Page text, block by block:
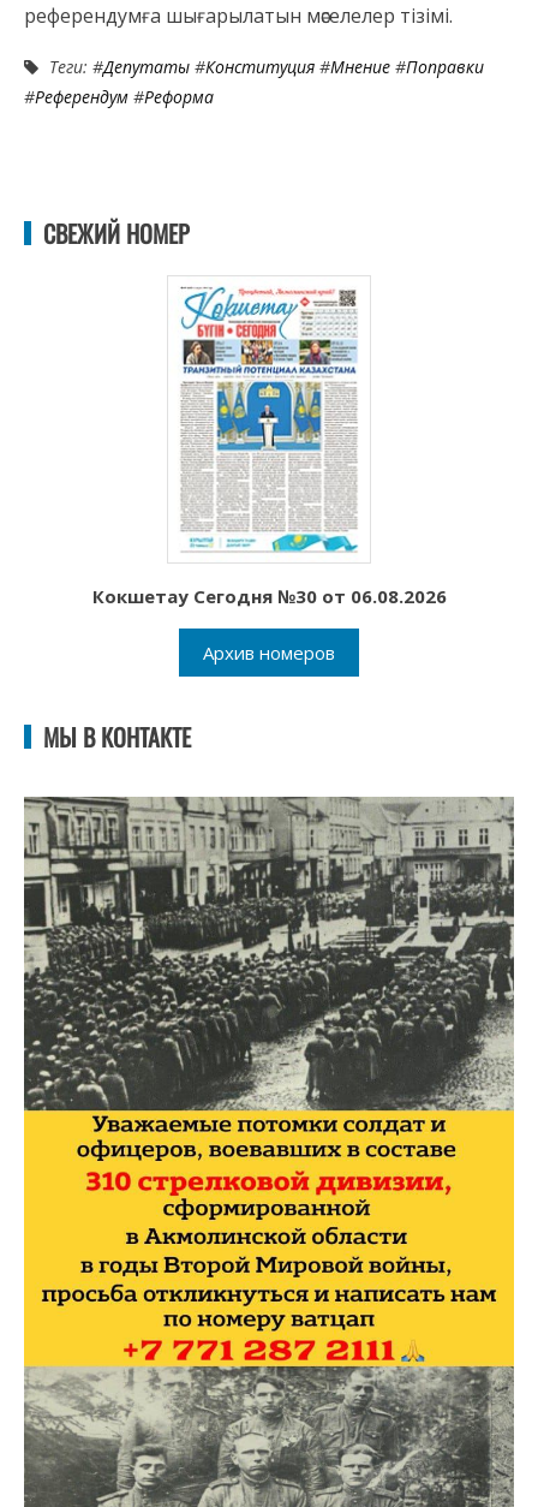
референдумға шығарылатын мәселелер тізімі.
Теги: #Депутаты #Конституция #Мнение #Поправки
#Референдум #Реформа
СВЕЖИЙ НОМЕР
Кокшетау Сегодня №30 от 06.08.2026
Архив номеров
МЫ В КОНТАКТЕ